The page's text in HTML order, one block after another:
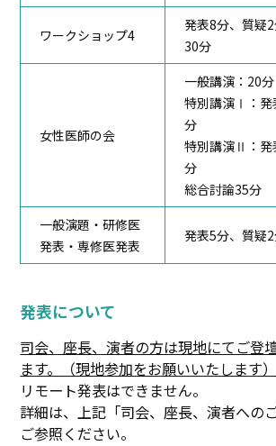
ワークショップ4
発表8分、質疑
30分
女性医師の会
一般講演：20分
特別講演Ⅰ：発
分
特別講演Ⅱ：発
分
総合討論35分
一般演題・研修医
発表・専修医発表
発表5分、質疑
発表について
司会、座長、演者の方は現地にてご登
ます。（現地参加をお願いいたします）
リモート発表はできません。
詳細は、上記「司会、座長、演者への
ご参照ください。